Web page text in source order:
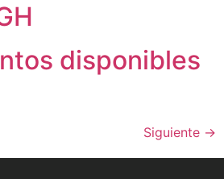
disponibles
Siguiente →